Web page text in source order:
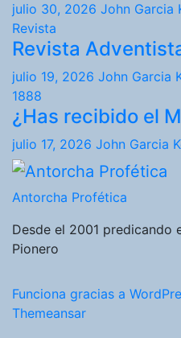
julio 30, 2026 John Garcia
Revista
Revista
julio 19, 2026 John Garcia
1888
¿Has recibido el
julio 17, 2026 John Garcia
Antorcha Profética
Desde el 2001 predicando
Pionero
Funciona gracias a
Themeansar